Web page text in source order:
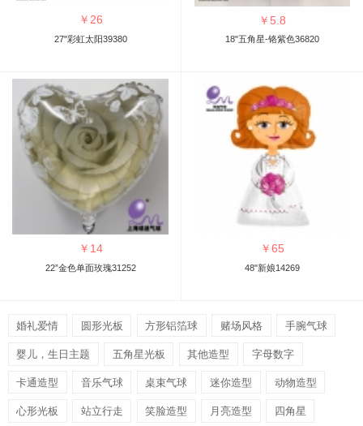
￥ 26
27"彩虹太阳39380
￥ 5.8
18"五角星-铬紫色36820
￥ 14
22”金色单面玫瑰31252
￥65
48"新娘14269
婚礼爱情 圆形光板 方形铝箔球 赌场风格 手腕气球
婴儿，生日主题 五角星光板 其他造型 字母数字
卡通造型 音乐气球 桌束气球 迷你造型 动物造型
心形光板 站立行走 笑脸造型 月亮造型 四角星